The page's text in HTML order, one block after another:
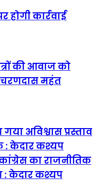
होगी कार्रवाई
की आवाज को
चरणदास महंत
अविश्वास प्रस्ताव
: केदार कश्यप
कांग्रेस का राजनीतिक
: केदार कश्यप